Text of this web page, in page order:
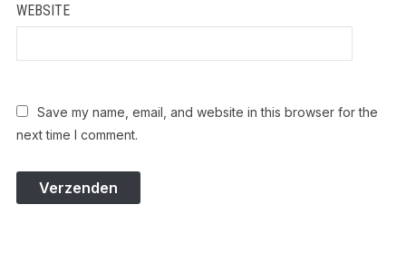
WEBSITE
Save my name, email, and website in this browser for the
next time I comment.